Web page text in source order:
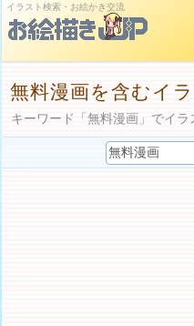
イラスト検索・お絵かき交流
無料漫画を含むイ
キーワード「無料漫画」でイ